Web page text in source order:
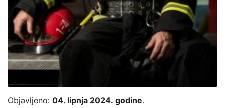
Objavljeno: 04. lipnja 2024. godine.